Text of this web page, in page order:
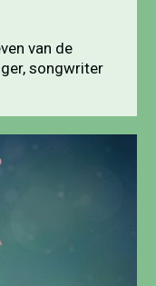
van de
songwriter